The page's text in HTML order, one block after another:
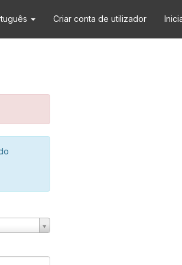
Criar conta de utilizador